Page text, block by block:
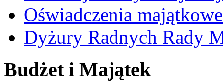
Oświadczenia majątkowe
Dyżury Radnych Rady
Budżet i Majątek